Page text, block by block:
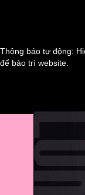
Thông báo tự động:
để bảo trì website.